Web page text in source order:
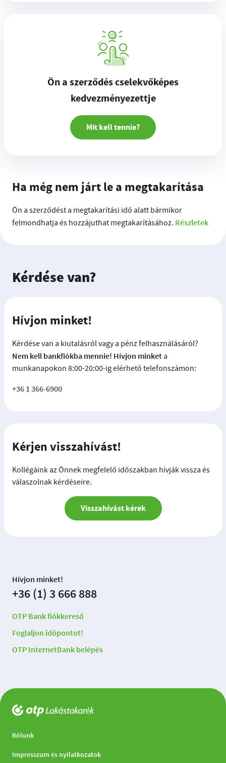
Ön a szerződés cselekvőképes
kedvezményezettje
Mit kell tennie?
Ha még nem járt le a megtakarítása
Ön a szerződést a megtakarítási idő alatt bármikor
felmondhatja és hozzájuthat megtakarításához. Részletek
Kérdése van?
Hívjon minket!
Kérdése van a kiutalásról vagy a pénz felhasználásáról?
Nem kell bankfiókba mennie! Hívjon minket a
munkanapokon 8:00-20:00-ig elérhető telefonszámon:
+36 1 366-6900
Kérjen visszahívást!
Kollégáink az Önnek megfelelő időszakban hívják vissza és
válaszolnak kérdéseire.
Visszahívást kérek
Hívjon minket!
+36 (1) 3 666 888
OTP Bank fiókkereső
Foglaljon időpontot!
OTP InternetBank belépés
Lakástakarék
Rólunk
Impresszum és nyilatkozatok